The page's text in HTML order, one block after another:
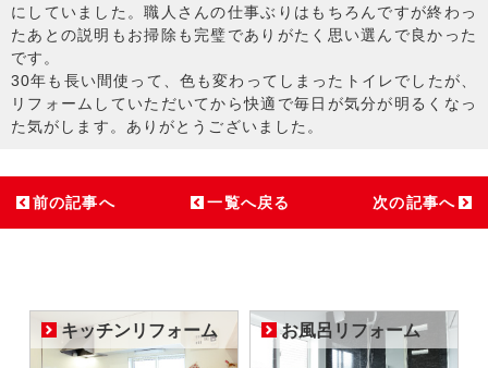
にしていました。職人さんの仕事ぶりはもちろんですが終わっ
たあとの説明もお掃除も完璧でありがたく思い選んで良かった
です。
30年も長い間使って、色も変わってしまったトイレでしたが、
リフォームしていただいてから快適で毎日が気分が明るくなっ
た気がします。ありがとうございました。
前の記事へ 一覧へ戻る 次の記事へ
キッチンリフォーム お風呂リフォーム